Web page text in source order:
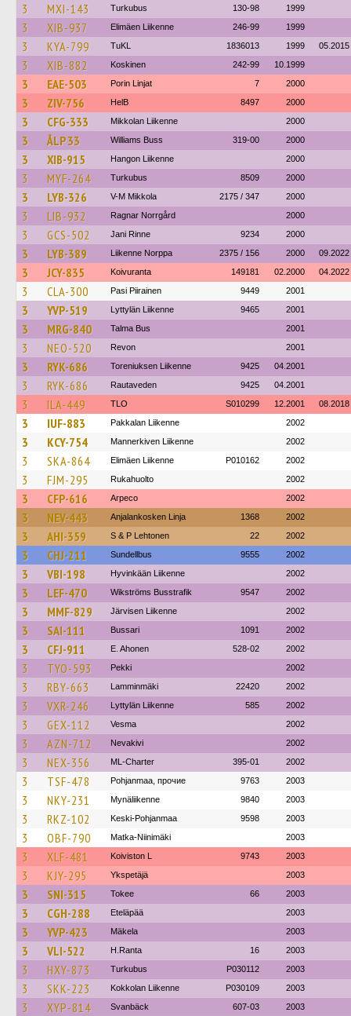
3 MXI-143 Turkubus 130-98 1999
3 XIB-937 Elimäen Liikenne 246-99 1999
3 KYA-799 TuKL 1836013 1999 05.2015
3 XIB-882 Koskinen 242-99 10.1999
3 EAE-503 Porin Linjat 7 2000
3 ZIV-756 HelB 8497 2000
3 CFG-333 Mikkolan Liikenne 2000
3 ÅLP 33 Williams Buss 319-00 2000
3 XIB-915 Hangon Liikenne 2000
3 MYF-264 Turkubus 8509 2000
3 LYB-326 V-M Mikkola 2175 / 347 2000
3 LIB-932 Ragnar Norrgård 2000
3 GCS-502 Jani Rinne 9234 2000
3 LYB-389 Liikenne Norppa 2375 / 156 2000 09.2022
3 JCY-835 Koivuranta 149181 02.2000 04.2022
3 CLA-300 Pasi Piirainen 9449 2001
3 YVP-519 Lyttylän Liikenne 9465 2001
3 MRG-840 Talma Bus 2001
3 NEO-520 Revon 2001
3 RYK-686 Toreniuksen Liikenne 9425 04.2001
3 RYK-686 Rautaveden 9425 04.2001
3 ILA-449 TLO S010299 12.2001 08.2018
3 IUF-883 Pakkalan Liikenne 2002
3 KCY-754 Mannerkiven Liikenne 2002
3 SKA-864 Elimäen Liikenne P010162 2002
3 FJM-295 Rukahuolto 2002
3 CFP-616 Arpeco 2002
3 NEV-443 Anjalankosken Linja 1368 2002
3 AHI-359 S & P Lehtonen 22 2002
3 CHJ-211 Sundellbus 9555 2002
3 VBI-198 Hyvinkään Liikenne 2002
3 LEF-470 Wikströms Busstrafik 9547 2002
3 MMF-829 Järvisen Liikenne 2002
3 SAI-111 Bussari 1091 2002
3 CFJ-911 E. Ahonen 528-02 2002
3 TYO-593 Pekki 2002
3 RBY-663 Lamminmäki 22420 2002
3 VXR-246 Lyttylän Liikenne 585 2002
3 GEX-112 Vesma 2002
3 AZN-712 Nevakivi 2002
3 NEX-356 ML-Charter 395-01 2002
3 TSF-478 Pohjanmaa, прочие 9763 2003
3 NKY-231 Mynäliikenne 9840 2003
3 RKZ-102 Keski-Pohjanmaa 9598 2003
3 OBF-790 Matka-Niinimäki 2003
3 XLF-481 Koiviston L 9743 2003
3 KJY-295 Ykspetäjä 2003
3 SNI-315 Tokee 66 2003
3 CGH-288 Eteläpää 2003
3 YVP-423 Mäkela 2003
3 VLI-522 H.Ranta 16 2003
3 HXY-873 Turkubus P030112 2003
3 SKK-223 Kokkolan Liikenne P030109 2003
3 XYP-814 Svanbäck 607-03 2003